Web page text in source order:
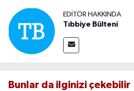
EDITÖR HAKKINDA
Tıbbiye Bülteni
Bunlar da ilginizi çekebilir